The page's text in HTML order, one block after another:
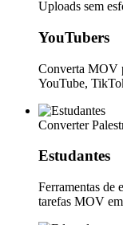
Uploads sem
YouTubers
Converta MOV
YouTube,
Converter
Estudantes
Ferramentas de
tarefas MOV